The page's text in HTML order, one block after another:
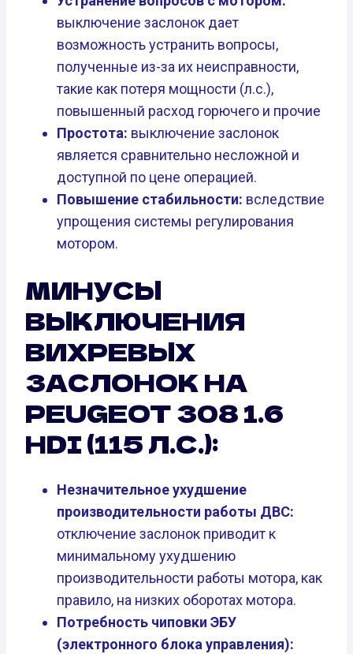
выключение заслонок дает
возможность устранить вопросы,
полученные из-за их неисправности,
такие как потеря мощности (л.с.),
повышенный расход горючего и прочие
Простота: выключение заслонок
является сравнительно несложной и
доступной по цене операцией.
Повышение стабильности: вследствие
упрощения системы регулирования
мотором.
МИНУСЫ
ВЫКЛЮЧЕНИЯ
ВИХРЕВЫХ
ЗАСЛОНОК НА
PEUGEOT 308 1.6
HDI (115 Л.С.):
Незначительное ухудшение
производительности работы ДВС:
отключение заслонок приводит к
минимальному ухудшению
производительности работы мотора, как
правило, на низких оборотах мотора.
Потребность чиповки ЭБУ
(электронного блока управления):